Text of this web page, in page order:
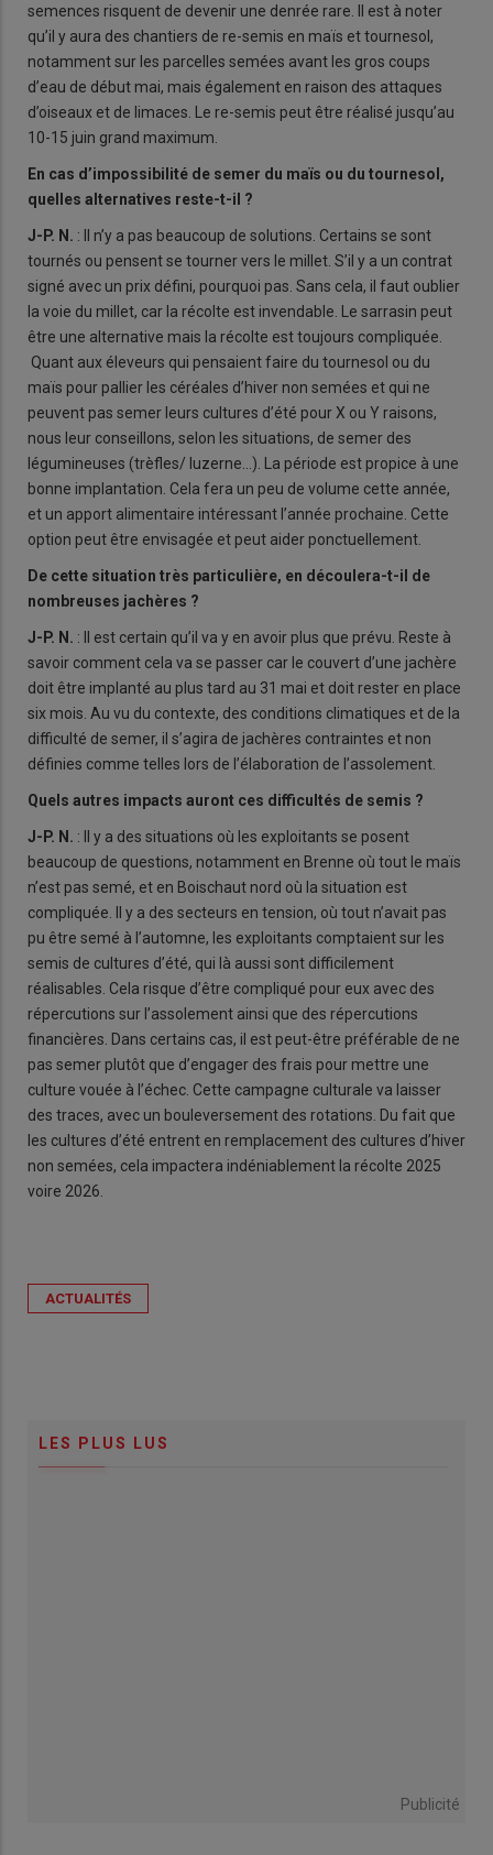
semences risquent de devenir une denrée rare. Il est à noter
qu’il y aura des chantiers de re-semis en maïs et tournesol,
notamment sur les parcelles semées avant les gros coups
d’eau de début mai, mais également en raison des attaques
d’oiseaux et de limaces. Le re-semis peut être réalisé jusqu’au
10-15 juin grand maximum.
En cas d’impossibilité de semer du maïs ou du tournesol,
quelles alternatives reste-t-il ?
J-P. N. : Il n’y a pas beaucoup de solutions. Certains se sont
tournés ou pensent se tourner vers le millet. S’il y a un contrat
signé avec un prix défini, pourquoi pas. Sans cela, il faut oublier
la voie du millet, car la récolte est invendable. Le sarrasin peut
être une alternative mais la récolte est toujours compliquée.
Quant aux éleveurs qui pensaient faire du tournesol ou du
maïs pour pallier les céréales d’hiver non semées et qui ne
peuvent pas semer leurs cultures d’été pour X ou Y raisons,
nous leur conseillons, selon les situations, de semer des
légumineuses (trèfles/ luzerne…). La période est propice à une
bonne implantation. Cela fera un peu de volume cette année,
et un apport alimentaire intéressant l’année prochaine. Cette
option peut être envisagée et peut aider ponctuellement.
De cette situation très particulière, en découlera-t-il de
nombreuses jachères ?
J-P. N. : Il est certain qu’il va y en avoir plus que prévu. Reste à
savoir comment cela va se passer car le couvert d’une jachère
doit être implanté au plus tard au 31 mai et doit rester en place
six mois. Au vu du contexte, des conditions climatiques et de la
difficulté de semer, il s’agira de jachères contraintes et non
définies comme telles lors de l’élaboration de l’assolement.
Quels autres impacts auront ces difficultés de semis ?
J-P. N. : Il y a des situations où les exploitants se posent
beaucoup de questions, notamment en Brenne où tout le maïs
n’est pas semé, et en Boischaut nord où la situation est
compliquée. Il y a des secteurs en tension, où tout n’avait pas
pu être semé à l’automne, les exploitants comptaient sur les
semis de cultures d’été, qui là aussi sont difficilement
réalisables. Cela risque d’être compliqué pour eux avec des
répercutions sur l’assolement ainsi que des répercutions
financières. Dans certains cas, il est peut-être préférable de ne
pas semer plutôt que d’engager des frais pour mettre une
culture vouée à l’échec. Cette campagne culturale va laisser
des traces, avec un bouleversement des rotations. Du fait que
les cultures d’été entrent en remplacement des cultures d’hiver
non semées, cela impactera indéniablement la récolte 2025
voire 2026.
ACTUALITÉS
LES PLUS LUS
Publicité